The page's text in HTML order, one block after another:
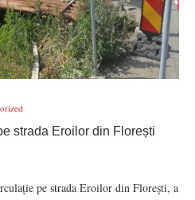
strada Eroilor din Florești
pe strada Eroilor din Florești, a